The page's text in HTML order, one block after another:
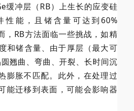
缓冲层（RB）上生长的应变硅
性能，且锗含量可达到60%
，RB方法面临一些挑战，如精
和锗含量、由于厚层（最大可
翘曲、弯曲、开裂、长时间沉
膨胀不匹配。此外，在处理过
能迁移到表面，可能会影响器